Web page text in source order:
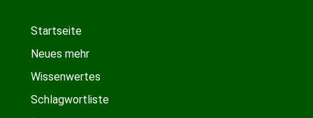
Startseite
Neues mehr
Wissenwertes
Schlagwortliste